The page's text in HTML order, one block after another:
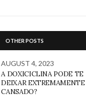
OTHER POSTS
AUGUST 4, 2023
A DOXICICLINA PODE TE
DEIXAR EXTREMAMENTE
CANSADO?